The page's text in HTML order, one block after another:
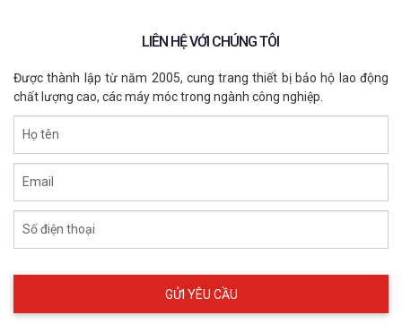
LIÊN HỆ VỚI CHÚNG TÔI
Được thành lập từ năm 2005, cung trang thiết bị bảo hộ lao động
chất lượng cao, các máy móc trong ngành công nghiệp.
Họ tên
Email
Số điện thoại